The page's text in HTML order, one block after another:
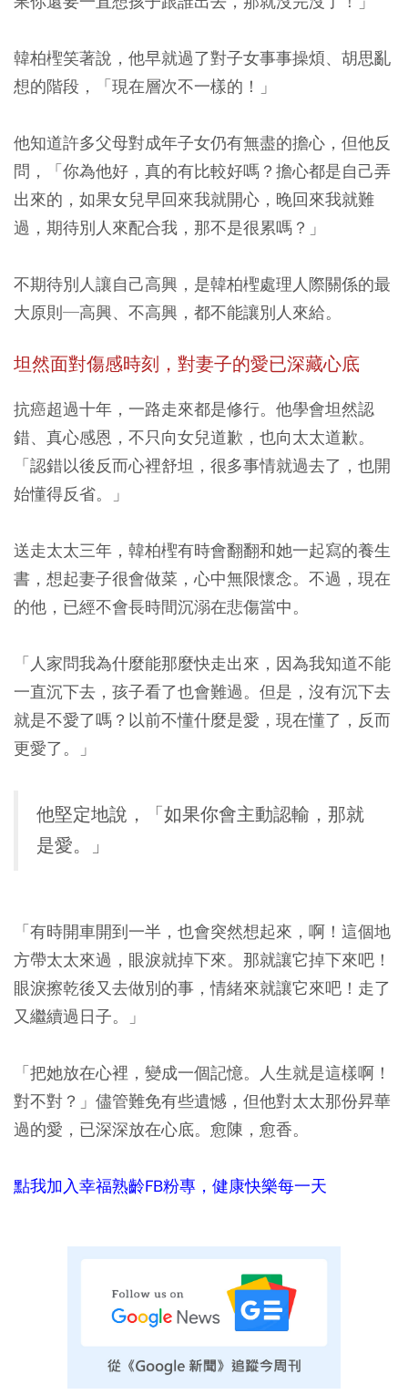
韓柏檉笑著說，他早就過了對子女事事操煩、胡思亂
想的階段，「現在層次不一樣的！」
他知道許多父母對成年子女仍有無盡的擔心，但他反
問，「你為他好，真的有比較好嗎？擔心都是自己弄
出來的，如果女兒早回來我就開心，晚回來我就難
過，期待別人來配合我，那不是很累嗎？」
不期待別人讓自己高興，是韓柏檉處理人際關係的最
大原則─高興、不高興，都不能讓別人來給。
坦然面對傷感時刻，對妻子的愛已深藏心底
抗癌超過十年，一路走來都是修行。他學會坦然認
錯、真心感恩，不只向女兒道歉，也向太太道歉。
「認錯以後反而心裡舒坦，很多事情就過去了，也開
始懂得反省。」
送走太太三年，韓柏檉有時會翻翻和她一起寫的養生
書，想起妻子很會做菜，心中無限懷念。不過，現在
的他，已經不會長時間沉溺在悲傷當中。
「人家問我為什麼能那麼快走出來，因為我知道不能
一直沉下去，孩子看了也會難過。但是，沒有沉下去
就是不愛了嗎？以前不懂什麼是愛，現在懂了，反而
更愛了。」
他堅定地說，「如果你會主動認輸，那就
是愛。」
「有時開車開到一半，也會突然想起來，啊！這個地
方帶太太來過，眼淚就掉下來。那就讓它掉下來吧！
眼淚擦乾後又去做別的事，情緒來就讓它來吧！走了
又繼續過日子。」
「把她放在心裡，變成一個記憶。人生就是這樣啊！
對不對？」儘管難免有些遺憾，但他對太太那份昇華
過的愛，已深深放在心底。愈陳，愈香。
點我加入幸福熟齡FB粉專，健康快樂每一天